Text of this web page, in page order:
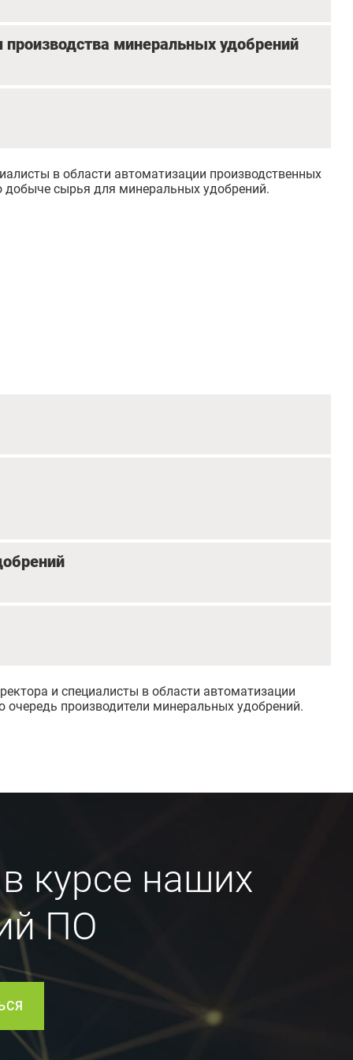
минеральных удобрений
в области автоматизации производственных
добыче сырья для минеральных удобрений.
и специалисты в области автоматизации
очередь производители минеральных удобрений.
курсе наших
ПО